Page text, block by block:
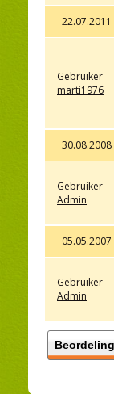
22.07.2011
Gebruiker
marti1976
30.08.2008
Gebruiker
Admin
05.05.2007
Gebruiker
Admin